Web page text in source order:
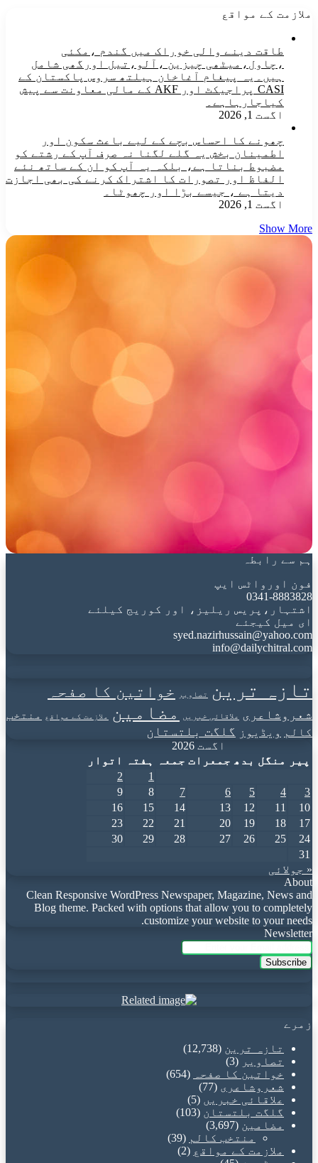
ملازمت کے مواقع
طاقت دینے والی خوراک میں گندم ،مکئی
،چاول،میٹھی چیزین ،آلو،تیل اورگھی شامل
ہیں۔یہ پیغام آغاخان ہیلتھ سروس پاکستان کے
CASI پراجیکٹ اور AKF کے مالی معاونت سے پیش
کیاجارہاہے۔
اگست 1, 2026
چھونے کا احساس بچے کے لیے باعث سکون اور
اطمینان بخش یہ گلے لگنا نہ صرف آپ کے رشتے کو
مضبوط بناتا ہے، بلکہ یہ آپ کو ان کے ساتھ نئے
الفاظ اور تصورات کا اشتراک کرنے کی بھی اجازت
دیتا ہے ، جیسے بڑا اور چھوٹا۔
اگست 1, 2026
Show More
ہم سے رابطہ
فون اورواٹس ایپ
0341-8883828
اشتہار،پریس ریلیز، اور کوریج کیلئے
ای میل کیجئے
syed.nazirhussain@yahoo.com
info@dailychitral.com
تازہ ترین تصاویر خواتین کا صفحہ
شعروشاعری علاقائی خبریں مضامین ملازمت کے مواقع
منتخب
کالم ویڈیوز گلگت بلتستان
اگست 2026
پیر
منگل بدھ جمعرات جمعہ ہفتہ
اتوار
1
2
3
4
5
6
7
8
9
10
11
12
13
14
15
16
17
18
19
20
21
22
23
24
25
26
27
28
29
30
31
« جولائی
About
Clean Responsive WordPress Newspaper, Magazine, News and
Blog theme. Packed with options that allow you to completely
customize your website to your needs.
Newsletter
Enter
your
Email
زمرے
تازہ ترین (12,738)
تصاویر (3)
خواتین کا صفحہ
(654)
شعروشاعری (77)
علاقائی خبریں (5)
گلگت بلتستان (103)
مضامین (3,697)
منتخب کالم (39)
ملازمت کے مواقع (2)